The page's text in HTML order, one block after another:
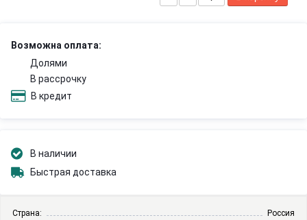
Возможна оплата:
Долями
В рассрочку
В кредит
В наличии
Быстрая доставка
Страна:
Россия